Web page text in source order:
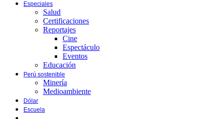
Especiales
Salud
Certificaciones
Reportajes
Cine
Espectáculo
Eventos
Educación
Perú sostenible
Minería
Medioambiente
Dólar
Escuela